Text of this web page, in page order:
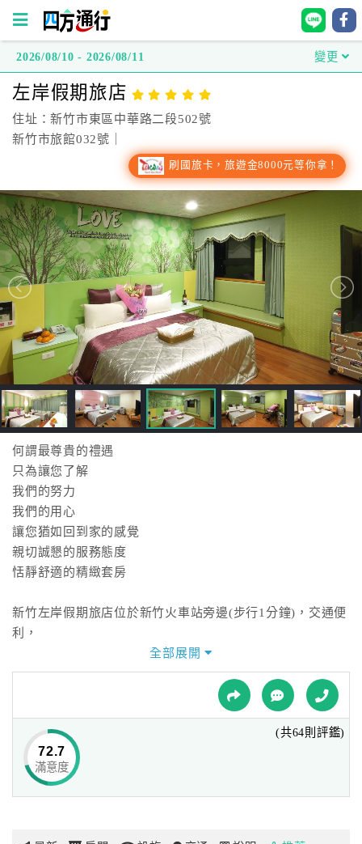
方
通
行
台
灣
訂
房
直
跟
飯
店
訂
房
HOT
特
色
民
球
網
2026/08/10 - 2026/08/11 變更
左岸假期旅店
住址：新竹市東區中華路二段502號
新竹市旅館032號｜
刷國旅卡，旅遊金8000元等你拿！
何謂最尊貴的禮遇
只為讓您了解
我們的努力
我們的用心
讓您猶如回到家的感覺
親切誠懇的服務態度
恬靜舒適的精緻套房
新竹左岸假期旅店位於新竹火車站旁邊(步行1分鐘)，交通便
利，
緊鄰大遠百及SOGO百貨、新光三越百貨商圈，更有不少的
名勝景點
如：城隍廟小吃、新竹港南濱海風景區、新竹漁港漁產品直
夜晚閒暇之餘，逛街或看電影、吃宵夜，都非常方便，
讓您可品嚐道地新竹風味小吃及體驗新竹特殊人文風情，
又能獨佔寧靜與私密的個人休憩空間。
全部展開
72.7
滿意度
(共64則評鑑)